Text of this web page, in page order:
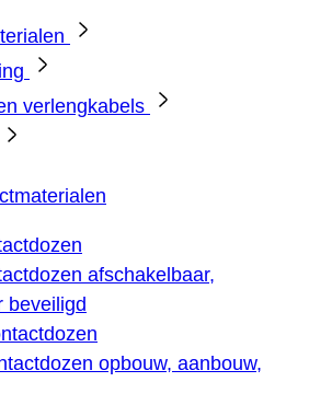
verlengkabels
afschakelbaar,
beveiligd
opbouw, aanbouw,